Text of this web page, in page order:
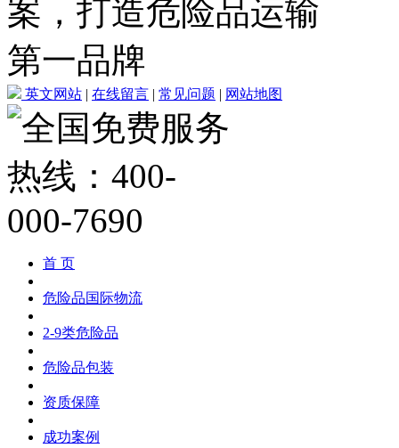
英文网站 | 在线留言 | 常见问题 | 网站地图
首 页
危险品国际物流
2-9类危险品
危险品包装
资质保障
成功案例